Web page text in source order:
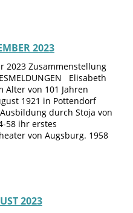
2023
2023 Zusammenstellung
Elisabeth
Alter von 101 Jahren
1921 in Pottendorf
durch Stoja von
58 ihr erstes
von Augsburg. 1958
2023